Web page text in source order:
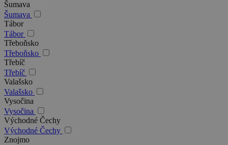
Šumava
Šumava
Tábor
Tábor
Třeboňsko
Třeboňsko
Třebíč
Třebíč
Valašsko
Valašsko
Vysočina
Vysočina
Východné Čechy
Východné Čechy
Znojmo